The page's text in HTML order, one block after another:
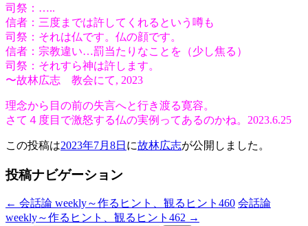
司祭：…..
信者：三度までは許してくれるという噂も
司祭：それは仏です。仏の顔です。
信者：宗教違い…罰当たりなことを（少し焦る）
司祭：それすら神は許します。
〜故林広志 教会にて, 2023
理念から目の前の失言へと行き渡る寛容。
さて４度目で激怒する仏の実例ってあるのかね。2023.6.25
この投稿は2023年7月8日 に故林広志が公開しました 。
投稿ナビゲーション
← 会話論 weekly～作るヒント、観るヒント460 会話論
weekly～作るヒント、観るヒント462 →